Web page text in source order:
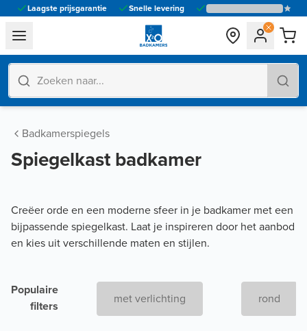
Laagste prijsgarantie Snelle levering
general.navigation.toggle_menu.label
Badkamerspiegels
Spiegelkast badkamer
Creëer orde en een moderne sfeer in je badkamer met een
bijpassende spiegelkast. Laat je inspireren door het aanbod
en kies uit verschillende maten en stijlen.
Populaire
filters
met verlichting rond